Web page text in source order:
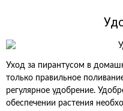
Уход за пирантусом в
только правильное
регулярное удобрение.
обеспечении растения